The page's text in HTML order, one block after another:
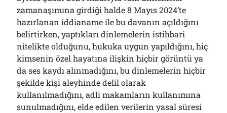
zamanaşımına girdiği halde 8 Mayıs 2024’te
hazırlanan iddianame ile bu davanın açıldığını
belirtirken, yaptıkları dinlemelerin istihbari
nitelikte olduğunu, hukuka uygun yapıldığını, hiç
kimsenin özel hayatına ilişkin hiçbir görüntü ya
da ses kaydı alınmadığını, bu dinlemelerin hiçbir
şekilde kişi aleyhinde delil olarak
kullanılmadığını, adli makamların kullanımına
sunulmadığını, elde edilen verilerin yasal süresi